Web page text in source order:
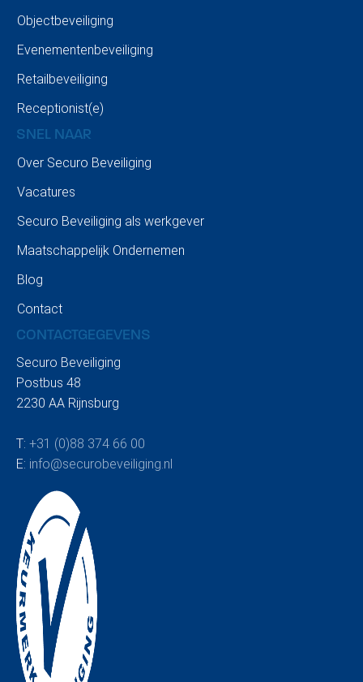
BLOGARTIKEL
Swim to fight cancer (Edition 3
Objectbeveiliging
Evenementenbeveiliging
Retailbeveiliging
Receptionist(e)
SNEL NAAR
Over Securo Beveiliging
Vacatures
Securo Beveiliging als werkgever
Maatschappelijk Ondernemen
Blog
Contact
CONTACTGEGEVENS
Securo Beveiliging
Postbus 48
2230 AA Rijnsburg
T: +31 (0)88 374 66 00
E: info@securobeveiliging.nl